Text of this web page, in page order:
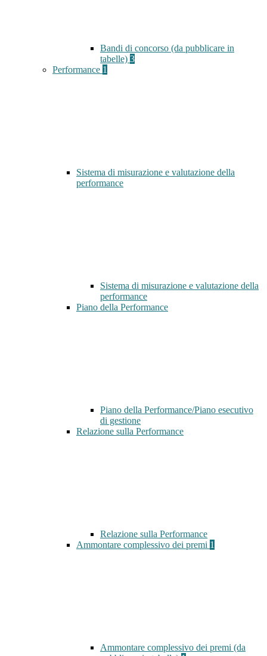
Bandi di concorso (da pubblicare in
tabelle) 3
Performance 1
Sistema di misurazione e valutazione della
performance
Sistema di misurazione e valutazione della
performance
Piano della Performance
Piano della Performance/Piano esecutivo
di gestione
Relazione sulla Performance
Relazione sulla Performance
Ammontare complessivo dei premi 1
Ammontare complessivo dei premi (da